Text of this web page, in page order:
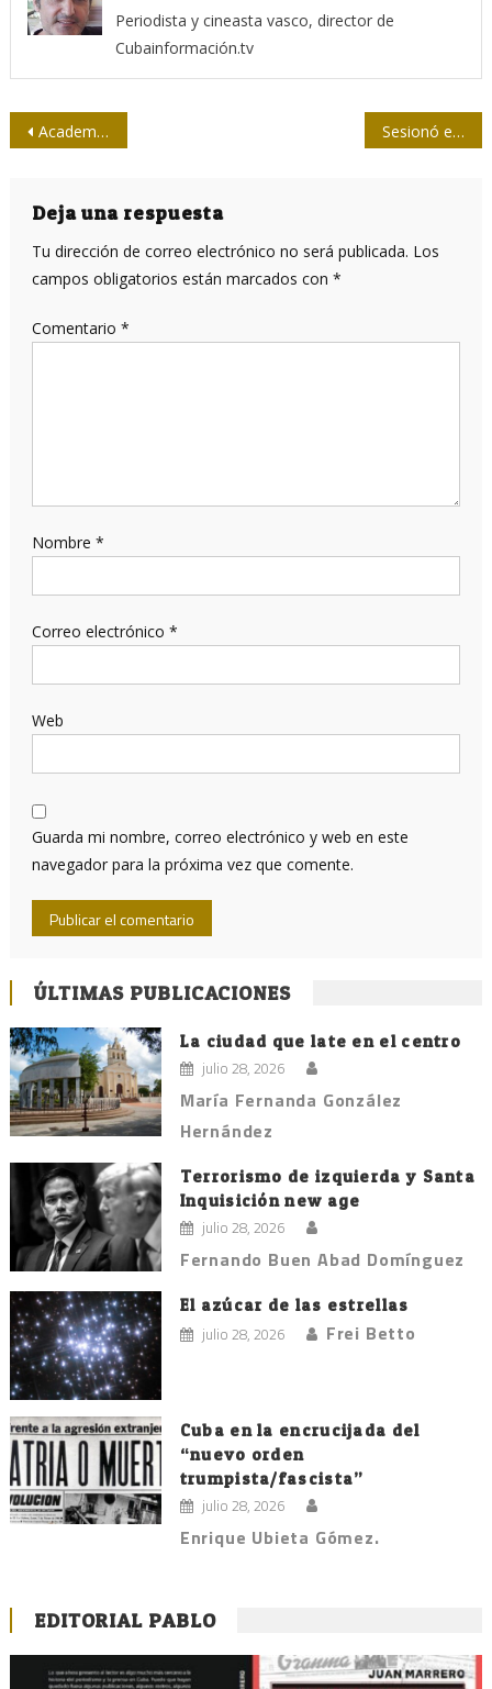
Periodista y cineasta vasco, director de
Cubainformación.tv
Navegación
entradas
Academia de Ciencias premia mejores investigaciones (+ video) Sesionó en Guantánamo Foro de Gobernanza de Internet
Deja una respuesta
Tu dirección de correo electrónico no será publicada. Los
campos obligatorios están marcados con *
Comentario *
Nombre *
Correo electrónico *
Web
Guarda mi nombre, correo electrónico y web en este
navegador para la próxima vez que comente.
ÚLTIMAS PUBLICACIONES
La ciudad que late en el centro
julio 28, 2026
María Fernanda González
Hernández
Terrorismo de izquierda y Santa
Inquisición new age
julio 28, 2026
Fernando Buen Abad Domínguez
El azúcar de las estrellas
julio 28, 2026 Frei Betto
Cuba en la encrucijada del
“nuevo orden
trumpista/fascista”
julio 28, 2026
Enrique Ubieta Gómez.
EDITORIAL PABLO